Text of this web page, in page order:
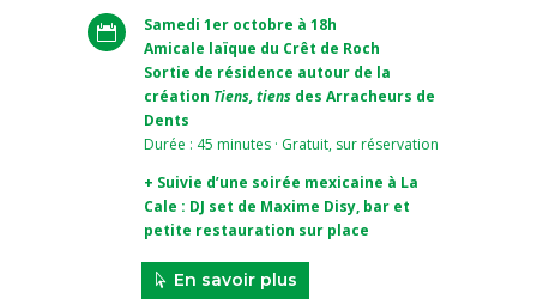

Samedi 1er octobre à 18h
Amicale laïque du Crêt de Roch
Sortie de résidence autour de la
création Tiens, tiens des Arracheurs de
Dents
Durée : 45 minutes · Gratuit, sur réservation
+ Suivie d’une soirée mexicaine à La
Cale : DJ set de Maxime Disy, bar et
petite restauration sur place
En savoir plus